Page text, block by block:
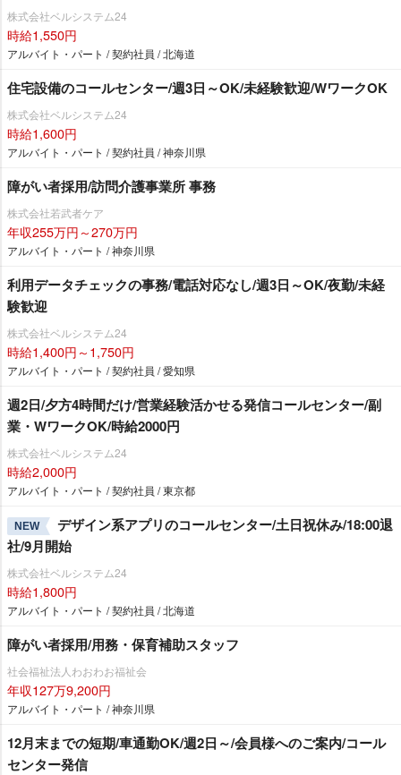
株式会社ベルシステム24
時給1,550円
アルバイト・パート / 契約社員 / 北海道
住宅設備のコールセンター/週3日～OK/未経験歓迎/WワークOK
株式会社ベルシステム24
時給1,600円
アルバイト・パート / 契約社員 / 神奈川県
障がい者採用/訪問介護事業所 事務
株式会社若武者ケア
年収255万円～270万円
アルバイト・パート / 神奈川県
利用データチェックの事務/電話対応なし/週3日～OK/夜勤/未経
験歓迎
株式会社ベルシステム24
時給1,400円～1,750円
アルバイト・パート / 契約社員 / 愛知県
週2日/夕方4時間だけ/営業経験活かせる発信コールセンター/副
業・WワークOK/時給2000円
株式会社ベルシステム24
時給2,000円
アルバイト・パート / 契約社員 / 東京都
NEW
デザイン系アプリのコールセンター/土日祝休み/18:00退
社/9月開始
株式会社ベルシステム24
時給1,800円
アルバイト・パート / 契約社員 / 北海道
障がい者採用/用務・保育補助スタッフ
社会福祉法人わおわお福祉会
年収127万9,200円
アルバイト・パート / 神奈川県
12月末までの短期/車通勤OK/週2日～/会員様へのご案内/コール
センター発信